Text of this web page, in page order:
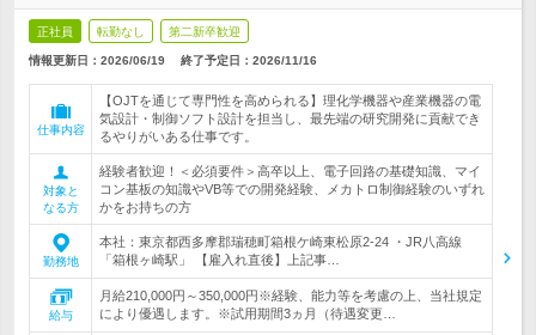
正社員 転勤なし 第二新卒歓迎
情報更新日：2026/06/19 終了予定日： 2026/11/16
仕事内容
【OJTを通じて専門性を高められる】理化学機器や産業機器の電
気設計・制御ソフト設計を担当し、最先端の研究開発に貢献でき
るやりがいある仕事です。
対象と
なる方
経験者歓迎！＜必須要件＞高卒以上、電子回路の基礎知識、マイ
コン基板の知識やVB等での開発経験、メカトロ制御経験のいずれ
かをお持ちの方
勤務地
本社：東京都西多摩郡瑞穂町箱根ケ崎東松原2-24 ・JR八高線
「箱根ヶ崎駅」 【雇入れ直後】上記事…
給与
月給210,000円～350,000円※経験、能力等を考慮の上、当社規定
により優遇します。※試用期間3ヵ月（待遇変更…